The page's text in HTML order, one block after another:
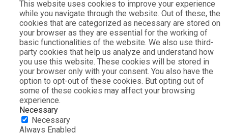
This website uses cookies to improve your experience
while you navigate through the website. Out of these, the
cookies that are categorized as necessary are stored on
your browser as they are essential for the working of
basic functionalities of the website. We also use third-
party cookies that help us analyze and understand how
you use this website. These cookies will be stored in
your browser only with your consent. You also have the
option to opt-out of these cookies. But opting out of
some of these cookies may affect your browsing
experience.
Necessary
Necessary
Always Enabled